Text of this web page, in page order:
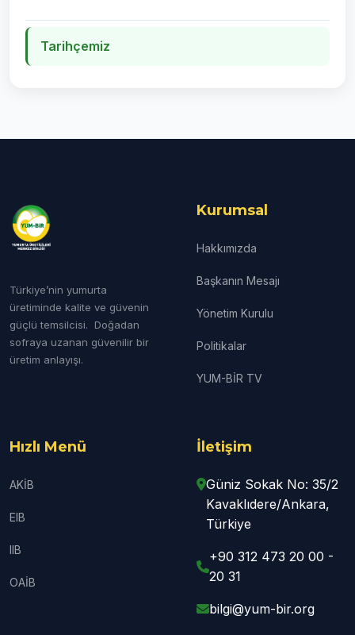
Tarihçemiz
Türkiye’nin yumurta
üretiminde kalite ve güvenin
güçlü temsilcisi. Doğadan
sofraya uzanan güvenilir bir
üretim anlayışı.
Kurumsal
Hakkımızda
Başkanın Mesajı
Yönetim Kurulu
Politikalar
YUM-BİR TV
Hızlı Menü
AKİB
EIB
IIB
OAİB
İletişim
Güniz Sokak No: 35/2
Kavaklıdere/Ankara,
Türkiye
+90 312 473 20 00 -
20 31
bilgi@yum-bir.org